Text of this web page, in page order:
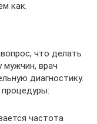
как.
что делать
мужчин, врач
диагностику.
частота